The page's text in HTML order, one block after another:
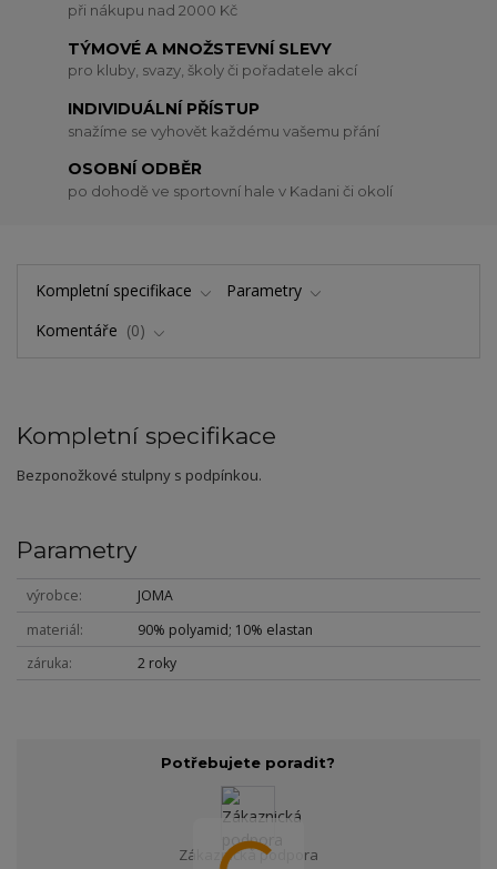
při nákupu nad 2000 Kč
TÝMOVÉ A MNOŽSTEVNÍ SLEVY
pro kluby, svazy, školy či pořadatele akcí
INDIVIDUÁLNÍ PŘÍSTUP
snažíme se vyhovět každému vašemu přání
OSOBNÍ ODBĚR
po dohodě ve sportovní hale v Kadani či okolí
Kompletní specifikace
Parametry
Komentáře
0
Kompletní specifikace
Bezponožkové stulpny s podpínkou.
Parametry
výrobce
JOMA
materiál
90% polyamid; 10% elastan
záruka
2 roky
Potřebujete poradit?
Zákaznická podpora